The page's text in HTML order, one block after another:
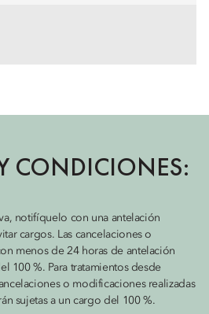
CONDICIONES:
notifíquelo con una antelación
cargos. Las cancelaciones o
menos de 24 horas de antelación
100 %. Para tratamientos desde
o modificaciones realizadas
sujetas a un cargo del 100 %.